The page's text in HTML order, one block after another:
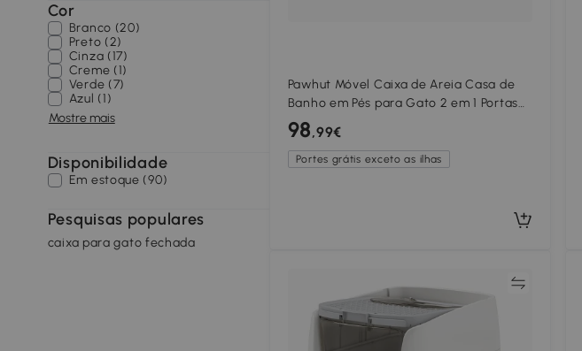
Cor
Branco (20)
Preto (2)
Cinza (17)
Creme (1)
Verde (7)
Azul (1)
Mostre mais
Disponibilidade
Em estoque (90)
Pesquisas populares
caixa para gato fechada
Pawhut Móvel Caixa de Areia Casa de
Banho em Pés para Gato 2 em 1 Portas
Estilo Escandinavo 80x48x48 cm Natural
e Branco
98,99€
Portes grátis exceto as ilhas